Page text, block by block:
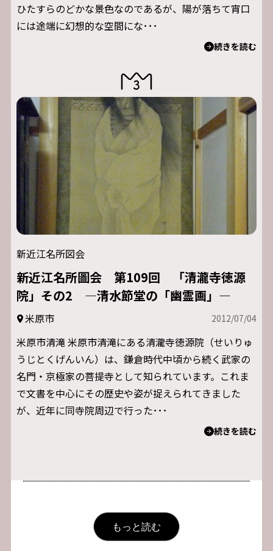
ひたすらのどかな景色なのであるが、陽が落ちて宵口
には途端に幻想的な空間にな･･･
続きを読む
新近江名所図会
新近江名所圖会 第109回 「清瀧寺徳源
院」その2 ―清水節堂の「幽霊画」―
米原市 2012/07/04
米原市清滝 米原市清滝にある清瀧寺徳源院（せいりゅ
うじとくげんいん）は、鎌倉時代中頃から続く武家の
名門・京極家の菩提寺として知られています。これま
で文書を中心にその歴史や姿が捉えられてきました
が、近年に同寺院周辺で行った･･･
続きを読む
もっと読む